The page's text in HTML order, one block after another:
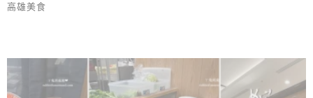
高雄美食
上 / 下一篇文章